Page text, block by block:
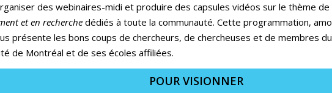
des webinaires-midi et produire des capsules vidéos sur le thème de
et en recherchedédiés à toute la communauté. Cette programmation,
présente les bons coups de chercheurs, de chercheuses et de membres
de Montréal et de ses écoles affiliées.
POUR VISIONNER